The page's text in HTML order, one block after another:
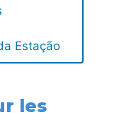
Estação
les